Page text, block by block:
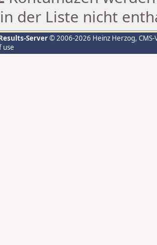
der Liste nicht
Server© 2006-2026 Heinz Herzog,
use